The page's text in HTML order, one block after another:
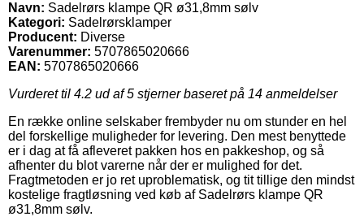
Navn: Sadelrørs klampe QR ø31,8mm sølv
Kategori: Sadelrørsklamper
Producent: Diverse
Varenummer: 5707865020666
EAN: 5707865020666
Vurderet til 4.2 ud af 5 stjerner baseret på 14 anmeldelser
En række online selskaber frembyder nu om stunder en hel
del forskellige muligheder for levering. Den mest benyttede
er i dag at få afleveret pakken hos en pakkeshop, og så
afhenter du blot varerne når der er mulighed for det.
Fragtmetoden er jo ret uproblematisk, og tit tillige den mindst
kostelige fragtløsning ved køb af Sadelrørs klampe QR
ø31,8mm sølv.